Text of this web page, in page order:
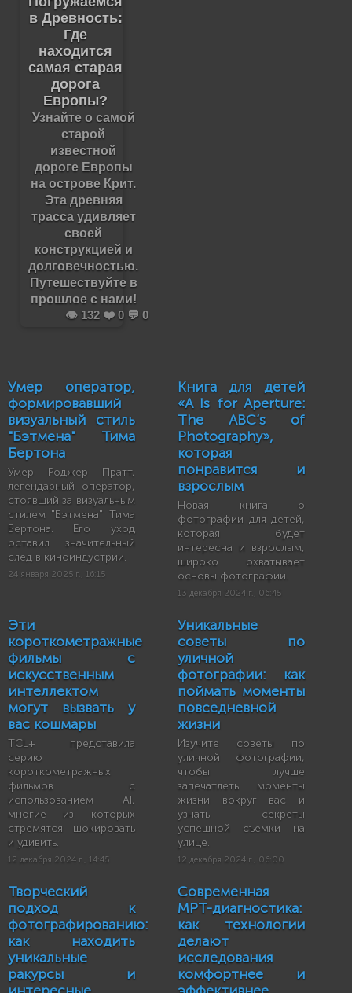
в Древность:
Где
находится
самая старая
дорога
Европы?
Узнайте о самой
старой
известной
дороге Европы
на острове Крит.
Эта древняя
трасса удивляет
своей
конструкцией и
долговечностью.
Путешествуйте в
прошлое с нами!
👁️ 132 ❤️ 0 💬 0
Умер оператор,
формировавший
визуальный стиль
"Бэтмена" Тима
Бертона
Умер Роджер Пратт,
легендарный оператор,
стоявший за визуальным
стилем "Бэтмена" Тима
Бертона. Его уход
оставил значительный
след в киноиндустрии.
24 января 2025 г., 16:15
Книга для детей
«A Is for Aperture:
The ABC’s of
Photography»,
которая
понравится и
взрослым
Новая книга о
фотографии для детей,
которая будет
интересна и взрослым,
широко охватывает
основы фотографии.
13 декабря 2024 г., 06:45
Эти
короткометражные
фильмы с
искусственным
интеллектом
могут вызвать у
вас кошмары
TCL+ представила
серию
короткометражных
фильмов с
использованием AI,
многие из которых
стремятся шокировать
и удивить.
12 декабря 2024 г., 14:45
Уникальные
советы по
уличной
фотографии: как
поймать моменты
повседневной
жизни
Изучите советы по
уличной фотографии,
чтобы лучше
запечатлеть моменты
жизни вокруг вас и
узнать секреты
успешной съемки на
улице.
12 декабря 2024 г., 06:00
Творческий
подход к
фотографированию:
как находить
уникальные
ракурсы и
Современная
МРТ-диагностика:
как технологии
делают
исследования
комфортнее и